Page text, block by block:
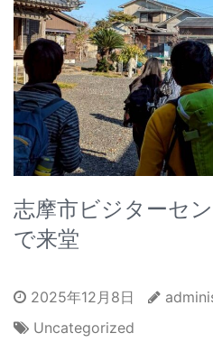
志摩市ビジターセ
で来堂
2025年12月8日
Uncategorized